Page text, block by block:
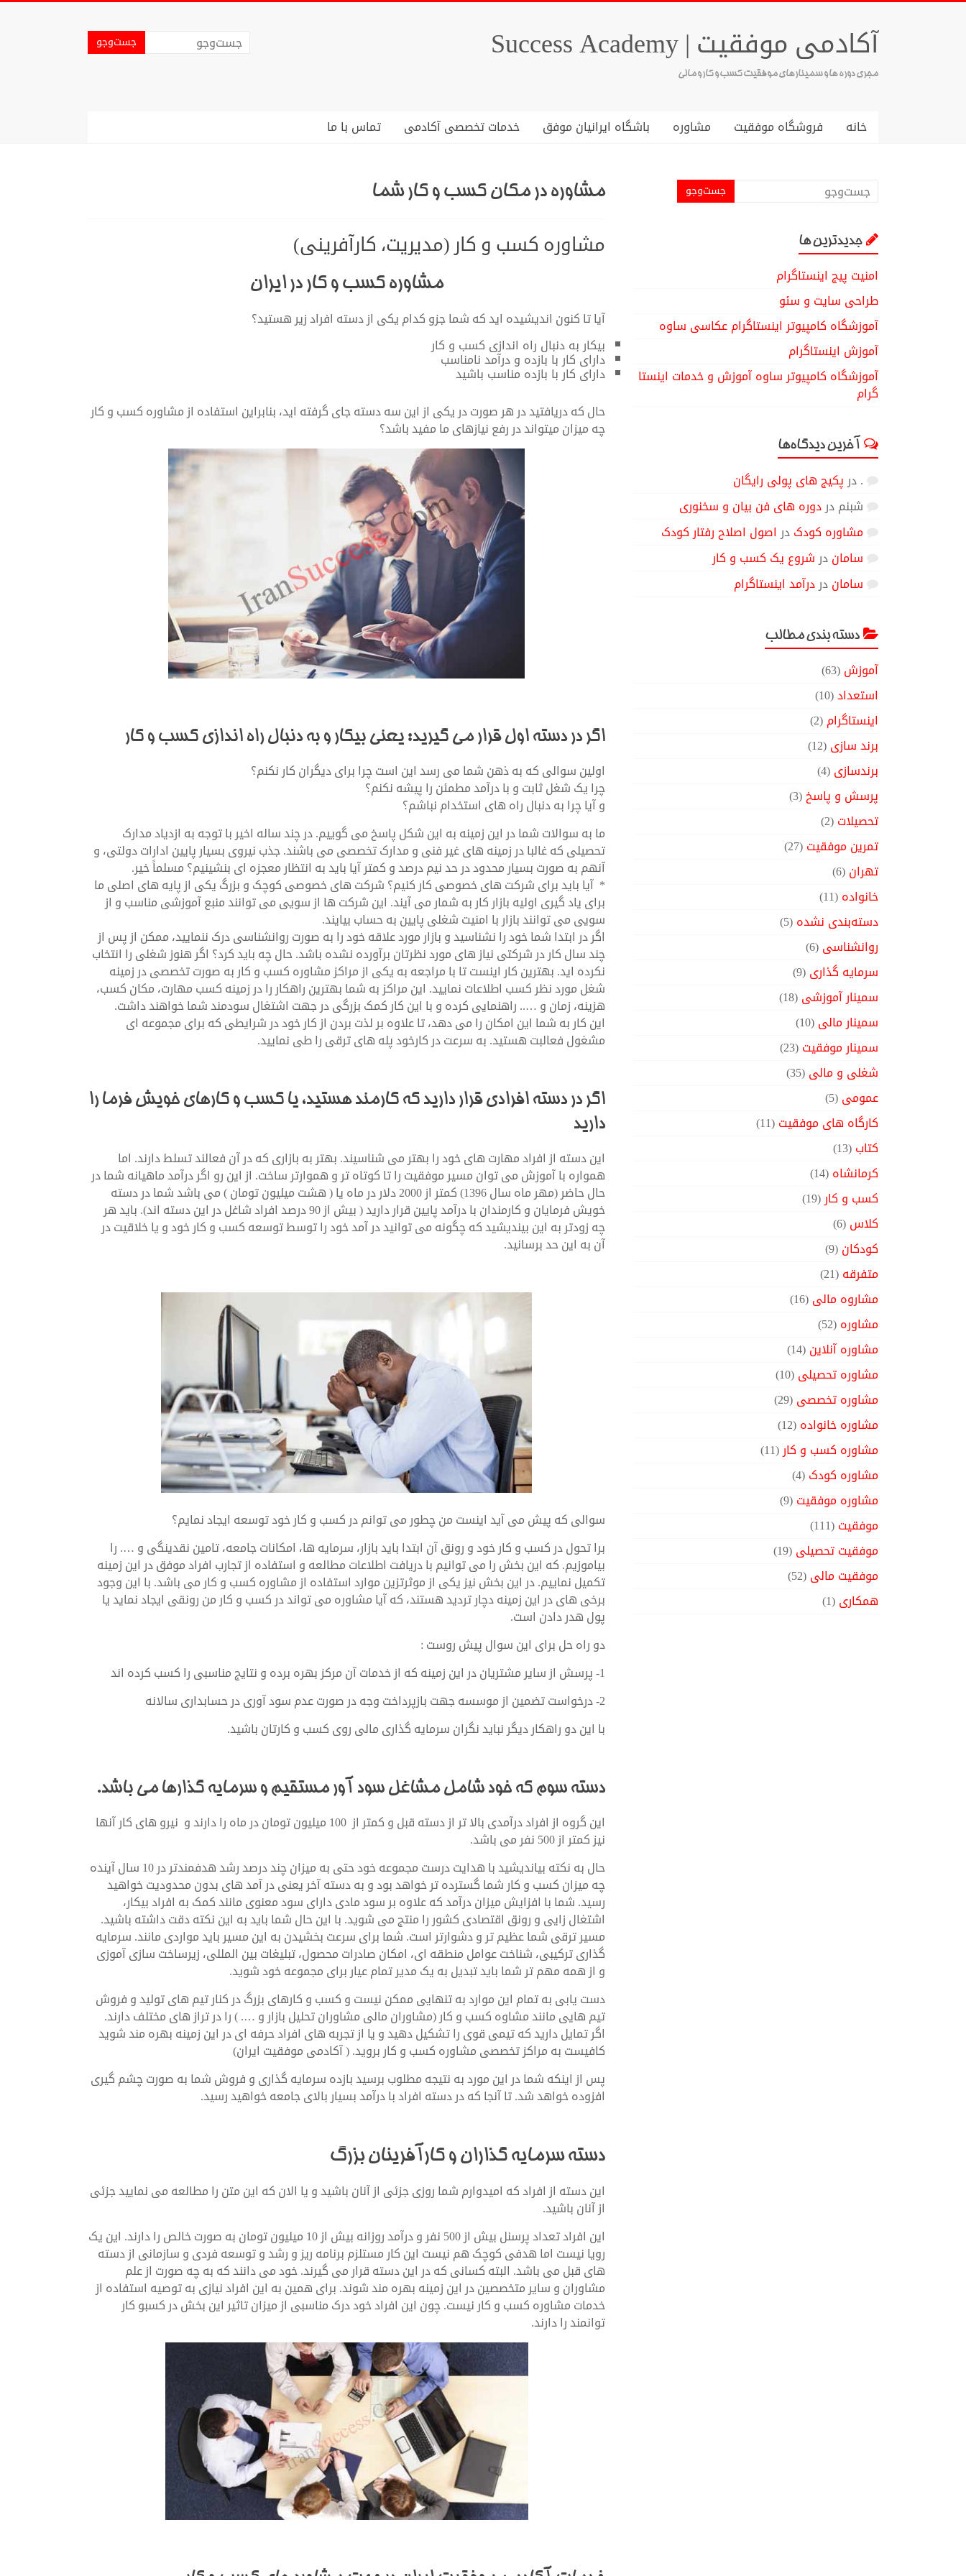
آکادمی موفقیت | Success Academy
مجری دوره ها و سمینارهای موفقیت کسب و کار و مالی
خانه فروشگاه موفقیت مشاوره باشگاه ایرانیان موفق خدمات تخصصی آکادمی تماس با ما
مشاوره در مکان کسب و کار شما
مشاوره کسب و کار (مدیریت، کارآفرینی)
مشاوره کسب و کار در ایران
آیا تا کنون اندیشیده اید که شما جزو کدام یکی از دسته افراد زیر هستید؟
بیکار به دنبال راه اندازی کسب و کار
دارای کار با بازده و درآمد نامناسب
دارای کار با بازده مناسب باشید
حال که دریافتید در هر صورت در یکی از این سه دسته جای گرفته اید، بنابراین استفاده از مشاوره کسب و کار
چه میزان میتواند در رفع نیازهای ما مفید باشد؟
اگر در دسته اول قرار می گیرید: یعنی بیکار و به دنبال راه اندازی کسب و کار
اولین سوالی که به ذهن شما می رسد این است چرا برای دیگران کار نکنم؟
چرا یک شغل ثابت و با درآمد مطمئن را پیشه نکنم؟
و آیا چرا به دنبال راه های استخدام نباشم؟
ما به سوالات شما در این زمینه به این شکل پاسخ می گوییم. در چند ساله اخیر با توجه به ازدیاد مدارک
تحصیلی که غالبا در زمینه های غیر فنی و مدارک تخصصی می باشند. جذب نیروی بسیار پایین ادارات دولتی، و
آنهم به صورت بسیار محدود در حد نیم درصد و کمتر آیا باید به انتظار معجزه ای بنشینیم؟ مسلماً خیر.
* آیا باید برای شرکت های خصوصی کار کنیم؟ شرکت های خصوصی کوچک و بزرگ یکی از پایه های اصلی ما
برای یاد گیری اولیه بازار کار به شمار می آیند. این شرکت ها از سویی می توانند منبع آموزشی مناسب و از
سویی می توانند بازار با امنیت شغلی پایین به حساب بیایند.
اگر در ابتدا شما خود را نشناسید و بازار مورد علاقه خود را به صورت روانشناسی درک ننمایید، ممکن از پس از
چند سال کار در شرکتی نیاز های مورد نظرتان برآورده نشده باشد. حال چه باید کرد؟ اگر هنوز شغلی را انتخاب
نکرده اید. بهترین کار اینست تا با مراجعه به یکی از مراکز مشاوره کسب و کار به صورت تخصصی در زمینه
شغل مورد نظر کسب اطلاعات نمایید. این مراکز به شما بهترین راهکار را در زمینه کسب مهارت، مکان کسب،
هزینه، زمان و ….. راهنمایی کرده و با این کار کمک بزرگی در جهت اشتغال سودمند شما خواهند داشت.
این کار به شما این امکان را می دهد، تا علاوه بر لذت بردن از کار خود در شرایطی که برای مجموعه ای
مشغول فعالبت هستید. به سرعت در کارخود پله های ترقی را طی نمایید.
اگر در دسته افرادی قرار دارید که کارمند هستید، یا کسب و کارهای خویش فرما را
دارید
این دسته از افراد مهارت های خود را بهتر می شناسیند. بهتر به بازاری که در آن فعالند تسلط دارند. اما
همواره با آموزش می توان مسیر موفقیت را تا کوتاه تر و هموارتر ساخت. از این رو اگر درآمد ماهیانه شما در
حال حاضر (مهر ماه سال 1396) کمتر از 2000 دلار در ماه یا ( هشت میلیون تومان ) می باشد شما در دسته
خویش فرمایان و کارمندان با درآمد پایین قرار دارید ( بیش از 90 درصد افراد شاغل در این دسته اند). باید هر
چه زودتر به این بیندیشید که چگونه می توانید در آمد خود را توسط توسعه کسب و کار خود و یا خلاقیت در
آن به این حد برسانید.
سوالی که پیش می آید اینست من چطور می توانم در کسب و کار خود توسعه ایجاد نمایم؟
برا تحول در کسب و کار خود و رونق آن ابتدا باید بازار، سرمایه ها، امکانات جامعه، تامین نقدینگی و …. را
بیاموزیم. که این بخش را می توانیم با دریافت اطلاعات مطالعه و استفاده از تجارب افراد موفق در این زمینه
تکمیل نماییم. در این بخش نیز یکی از موثرتزین موارد استفاده از مشاوره کسب و کار می باشد. با این وجود
برخی های در این زمینه دچار تردید هستند، که آیا مشاوره می تواند در کسب و کار من رونقی ایجاد نماید یا
پول هدر دادن است.
دو راه حل برای این سوال پیش روست :
1- پرسش از سایر مشتریان در این زمینه که از خدمات آن مرکز بهره برده و نتایج مناسبی را کسب کرده اند
2- درخواست تضمین از موسسه جهت بازپرداخت وجه در صورت عدم سود آوری در حسابداری سالانه
با این دو راهکار دیگر نباید نگران سرمایه گذاری مالی روی کسب و کارتان باشید.
دسته سوم که خود شامل مشاغل سود آور مستقیم و سرمایه گذارها می باشد.
این گروه از افراد درآمدی بالا تر از دسته قبل و کمتر از 100 میلیون تومان در ماه را دارند و نیرو های کار آنها
نیز کمتر از 500 نفر می باشد.
حال به نکته بیاندیشید با هدایت درست مجموعه خود حتی به میزان چند درصد رشد هدفمندتر در 10 سال آینده
چه میزان کسب و کار شما گسترده تر خواهد بود و به دسته آخر یعنی در آمد های بدون محدودیت خواهید
رسید. شما با افزایش میزان درآمد که علاوه بر سود مادی دارای سود معنوی مانند کمک به افراد بیکار،
اشتغال زایی و رونق اقتصادی کشور را منتج می شوید. با این حال شما باید به این نکته دقت داشته باشید.
مسیر ترقی شما عظیم تر و دشوارتر است. شما برای سرعت بخشیدن به این مسیر باید مواردی مانند. سرمایه
گذاری ترکیبی، شناخت عوامل منطقه ای، امکان صادرات محصول، تبلیغات بین المللی، زیرساخت سازی آموزی
و از همه مهم تر شما باید تبدیل به یک مدیر تمام عیار برای مجموعه خود شوید.
دست یابی به تمام این موارد به تنهایی ممکن نیست و کسب و کارهای بزرگ در کنار تیم های تولید و فروش
تیم هایی مانند مشاوه کسب و کار (مشاوران مالی مشاوران تحلیل بازار و …. ) را در تراز های مختلف دارند.
اگر تمایل دارید که تیمی قوی را تشکیل دهید و یا از تجربه های افراد حرفه ای در این زمینه بهره مند شوید
کافیست به مراکز تخصصی مشاوره کسب و کار بروید. ( آکادمی موفقیت ایران)
پس از اینکه شما در این مورد به نتیجه مطلوب برسید بازده سرمایه گذاری و فروش شما به صورت چشم گیری
افزوده خواهد شد. تا آنجا که در دسته افراد با درآمد بسیار بالای جامعه خواهید رسید.
دسته سرمایه گذاران و کارآفرینان بزرگ
این دسته از افراد که امیدوارم شما روزی جزئی از آنان باشید و یا الان که این متن را مطالعه می نمایید جزئی
از آنان باشید.
این افراد تعداد پرسنل بیش از 500 نفر و درآمد روزانه بیش از 10 میلیون تومان به صورت خالص را دارند. این یک
رویا نیست اما هدفی کوچک هم نیست این کار مستلزم برنامه ریز و رشد و توسعه فردی و سازمانی از دسته
های قبل می باشد. البته کسانی که در این دسته قرار می گیرند. خود می دانند که به چه صورت از علم
مشاوران و سایر متخصصین در این زمینه بهره مند شوند. برای همین به این افراد نیازی به توصیه استفاده از
خدمات مشاوره کسب و کار نیست. چون این افراد خود درک مناسبی از میزان تاثیر این بخش در کسبو کار
توانمند را دارند.
جدیدترین ها
امنیت پیج اینستاگرام
طراحی سایت و سئو
آموزشگاه کامپیوتر اینستاگرام عکاسی ساوه
آموزش اینستاگرام
آموزشگاه کامپیوتر ساوه آموزش و خدمات اینستا
گرام
آخرین دیدگاه‌ها
.درپکیج های پولی رایگان
شبنمدردوره های فن بیان و سخنوری
مشاوره کودکدراصول اصلاح رفتار کودک
ساماندرشروع یک کسب و کار
ساماندردرآمد اینستاگرام
دسته بندی مطالب
آموزش(63)
استعداد(10)
اینستاگرام(2)
برند سازی(12)
برندسازی(4)
پرسش و پاسخ(3)
تحصیلات(2)
تمرین موفقیت(27)
تهران(6)
خانواده(11)
دسته‌بندی نشده(5)
روانشناسی(6)
سرمایه گذاری(9)
سمینار آموزشی(18)
سمینار مالی(10)
سمینار موفقیت(23)
شغلی و مالی(35)
عمومی(5)
کارگاه های موفقیت(11)
کتاب(13)
کرمانشاه(14)
کسب و کار(19)
کلاس(6)
کودکان(9)
متفرقه(21)
مشاروه مالی(16)
مشاوره(52)
مشاوره آنلاین(14)
مشاوره تحصیلی(10)
مشاوره تخصصی(29)
مشاوره خانواده(12)
مشاوره کسب و کار(11)
مشاوره کودک(4)
مشاوره موفقیت(9)
موفقیت(111)
موفقیت تحصیلی(19)
موفقیت مالی(52)
همکاری(1)